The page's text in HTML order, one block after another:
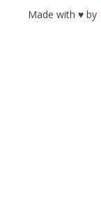
Made with ♥ by